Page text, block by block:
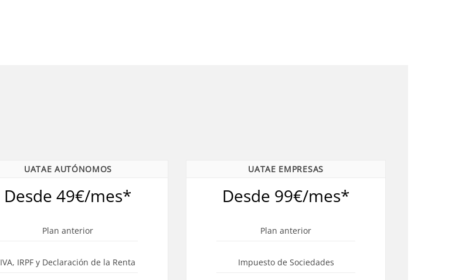
UATAE AUTÓNOMOS
Desde 49€/mes*
Plan anterior
IVA, IRPF y Declaración de la Renta
UATAE EMPRESAS
Desde 99€/mes*
Plan anterior
Impuesto de Sociedades